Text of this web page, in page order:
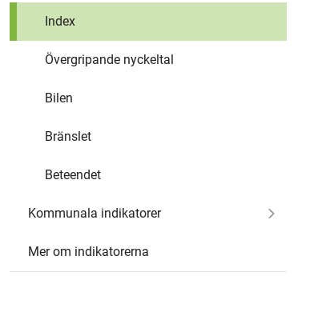
Index
Övergripande nyckeltal
Bilen
Bränslet
Beteendet
Kommunala indikatorer
Mer om indikatorerna